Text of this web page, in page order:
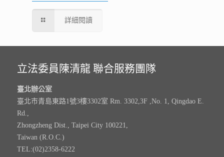
詳細閱讀
立法委員陳清龍 聯合服務團隊
臺北辦公室
臺北市青島東路1號3樓3302室 Rm. 3302,3F ,No. 1, Qingdao E.
Rd.,
Zhongzheng Dist., Taipei City 100221,
Taiwan (R.O.C.)
TEL:(02)2358-6222